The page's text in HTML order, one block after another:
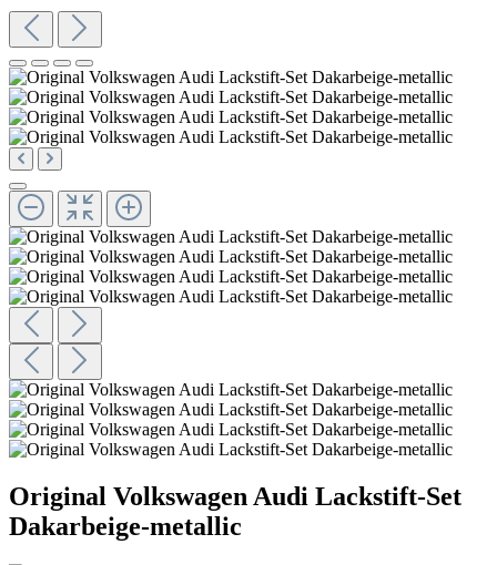
Original Volkswagen Audi Lackstift-Set
Dakarbeige-metallic